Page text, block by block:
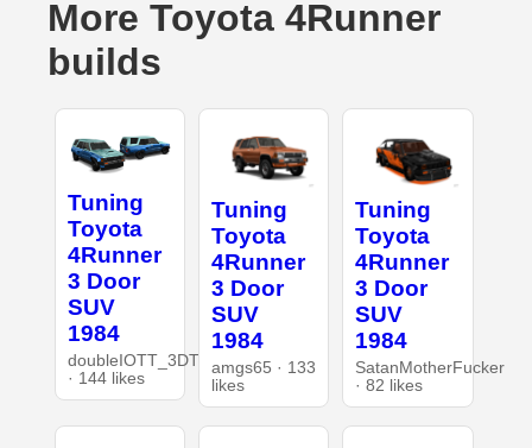
More Toyota 4Runner
builds
Tuning
Toyota
4Runner
3 Door
SUV
1984
doubleIOTT_3DT
· 144 likes
Tuning
Toyota
4Runner
3 Door
SUV
1984
amgs65 · 133
likes
Tuning
Toyota
4Runner
3 Door
SUV
1984
SatanMotherFucker
· 82 likes